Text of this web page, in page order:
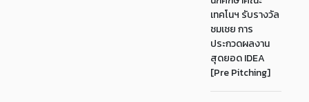
เทคโนฯ รับรางวัล
ชมเชย การ
ประกวดผลงาน
สุดยอด IDEA
[Pre Pitching]